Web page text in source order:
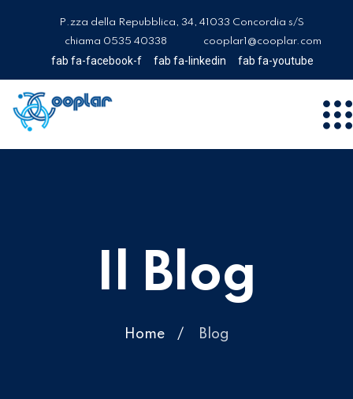
P.zza della Repubblica, 34, 41033 Concordia s/S
chiama 0535 40338
cooplar1@cooplar.com
fab fa-facebook-f fab fa-linkedin fab fa-youtube
Il Blog
Home Blog